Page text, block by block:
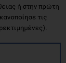
ή στην πρώτη
τις